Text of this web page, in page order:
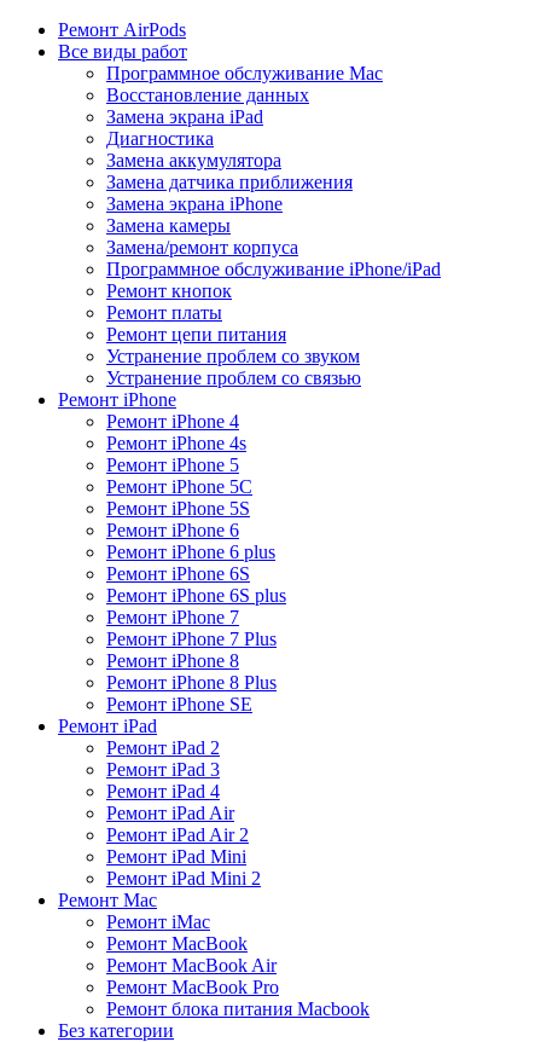
Ремонт AirPods
Все виды работ
Программное обслуживание Mac
Восстановление данных
Замена экрана iPad
Диагностика
Замена аккумулятора
Замена датчика приближения
Замена экрана iPhone
Замена камеры
Замена/ремонт корпуса
Программное обслуживание iPhone/iPad
Ремонт кнопок
Ремонт платы
Ремонт цепи питания
Устранение проблем со звуком
Устранение проблем со связью
Ремонт iPhone
Ремонт iPhone 4
Ремонт iPhone 4s
Ремонт iPhone 5
Ремонт iPhone 5C
Ремонт iPhone 5S
Ремонт iPhone 6
Ремонт iPhone 6 plus
Ремонт iPhone 6S
Ремонт iPhone 6S plus
Ремонт iPhone 7
Ремонт iPhone 7 Plus
Ремонт iPhone 8
Ремонт iPhone 8 Plus
Ремонт iPhone SE
Ремонт iPad
Ремонт iPad 2
Ремонт iPad 3
Ремонт iPad 4
Ремонт iPad Air
Ремонт iPad Air 2
Ремонт iPad Mini
Ремонт iPad Mini 2
Ремонт Mac
Ремонт iMac
Ремонт MacBook
Ремонт MacBook Air
Ремонт MacBook Pro
Ремонт блока питания Macbook
Без категории